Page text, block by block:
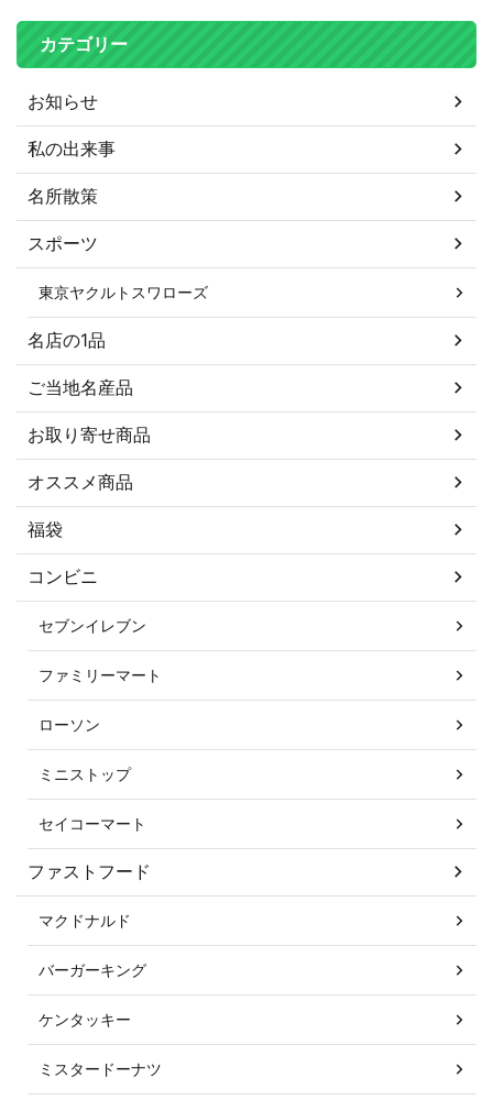
カテゴリー
お知らせ
私の出来事
名所散策
スポーツ
東京ヤクルトスワローズ
名店の1品
ご当地名産品
お取り寄せ商品
オススメ商品
福袋
コンビニ
セブンイレブン
ファミリーマート
ローソン
ミニストップ
セイコーマート
ファストフード
マクドナルド
バーガーキング
ケンタッキー
ミスタードーナツ